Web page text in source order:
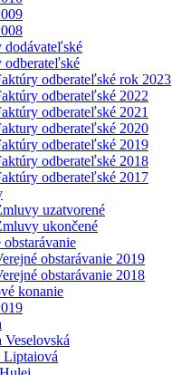
dodávateľské
odberateľské
odberateľské rok 2023
odberateľské 2022
odberateľské 2021
odberateľské 2020
odberateľské 2019
odberateľské 2018
odberateľské 2017
uzatvorené
ukončené
obstarávanie
obstarávanie 2019
obstarávanie 2018
konanie
Veselovská
Liptaiová